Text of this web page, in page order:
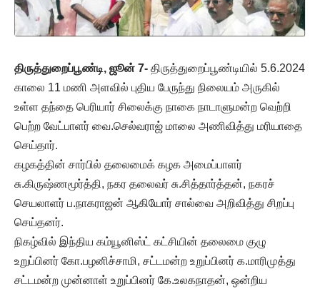
திருத்துறைப்பூண்டி, ஜூன் 7- திருத்துறைப்பூண்டியில் 5.6.2024
காலை 11 மணி அளவில் புதிய பேருந்து நிலையம் அருகில்
உள்ள தந்தை பெரியார் சிலைக்கு நாகை நாடாளுமன்ற வெற்றி
பெற்ற வேட்பாளர் வை.செல்வராஜ் மாலை அணிவித்து மரியாதை
செய்தார்.
கழகத்தின் சார்பில் தலைமைக் கழக அமைப்பாளர்
சு.கிருஷ்ணமூர்த்தி, நகர தலைவர் சு.சித்தார்த்தன், நகரச்
செயலாளர் ப.நாகராஜன் ஆகியோர் சால்வை அறிவித்து சிறப்பு
செய்தனர்.
நிகழ்வில் இந்திய கம்யூனிஸ்ட் கட்சியின் தலைமை குழு
உறுப்பினர் கோ.பழனிச்சாமி, சட்டமன்ற உறுப்பினர் க.மாரிமுத்து
சட்டமன்ற முன்னாள் உறுப்பினர் கே.உலகநாதன், ஒன்றிய